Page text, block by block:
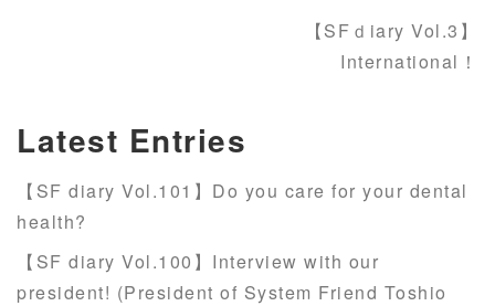
【SFｄiary Vol.3】
International！
Latest Entries
【SF diary Vol.101】Do you care for your dental
health?
【SF diary Vol.100】Interview with our
president! (President of System Friend Toshio